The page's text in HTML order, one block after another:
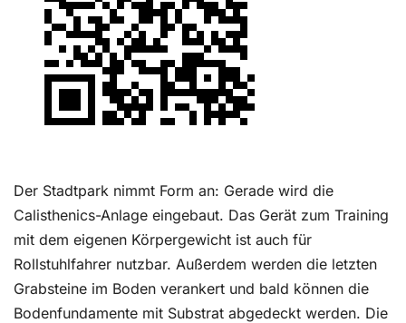
Der Stadtpark nimmt Form an: Gerade wird die
Calisthenics-Anlage eingebaut. Das Gerät zum Training
mit dem eigenen Körpergewicht ist auch für
Rollstuhlfahrer nutzbar. Außerdem werden die letzten
Grabsteine im Boden verankert und bald können die
Bodenfundamente mit Substrat abgedeckt werden. Die